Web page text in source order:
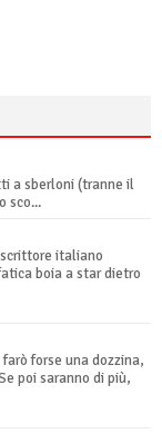
a sberloni (tranne il
sco...
italiano
boia a star dietro
forse una dozzina,
poi saranno di più,